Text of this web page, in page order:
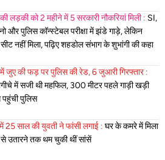
लड़की को 2 महीने में 5 सरकारी नौकरियां मिली : SI,
और पुलिस कॉन्स्टेबल परीक्षा में झंडे गाड़े, लेकिन
नहीं मिला, पढ़िए शहडोल संभाग के शुभांगी की कहा
जुए की फड़ पर पुलिस की रेड, 6 जुआरी गिरफ्तार :
में सजी थी महफिल, 300 मीटर पहले गाड़ी खड़ी
पुलिस
25 साल की युवती ने फांसी लगाई : घर के कमरे में मिला
उतारने तक थम चुकी थीं सांसें